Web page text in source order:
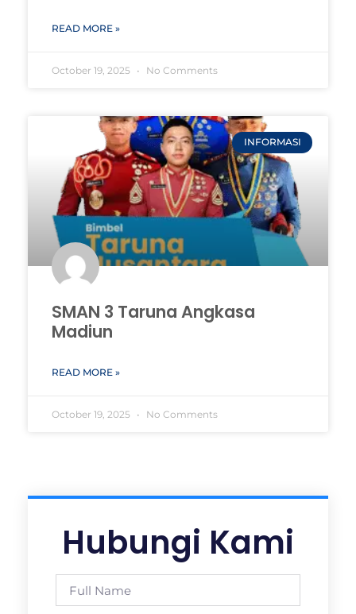
READ MORE »
October 19, 2025 No Comments
INFORMASI
SMAN 3 Taruna Angkasa
Madiun
READ MORE »
October 19, 2025 No Comments
Hubungi Kami